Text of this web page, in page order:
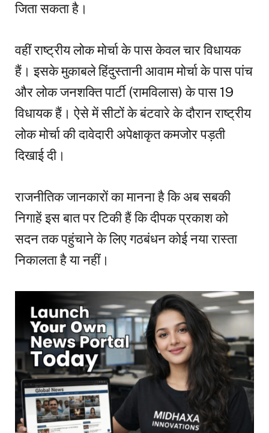
जिता सकता है।
वहीं राष्ट्रीय लोक मोर्चा के पास केवल चार विधायक
हैं। इसके मुकाबले हिंदुस्तानी आवाम मोर्चा के पास पांच
और लोक जनशक्ति पार्टी (रामविलास) के पास 19
विधायक हैं। ऐसे में सीटों के बंटवारे के दौरान राष्ट्रीय
लोक मोर्चा की दावेदारी अपेक्षाकृत कमजोर पड़ती
दिखाई दी।
राजनीतिक जानकारों का मानना है कि अब सबकी
निगाहें इस बात पर टिकी हैं कि दीपक प्रकाश को
सदन तक पहुंचाने के लिए गठबंधन कोई नया रास्ता
निकालता है या नहीं।